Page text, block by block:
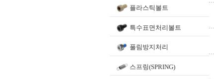
플라스틱볼트
특수표면처리볼트
풀림방지처리
스프링(SPRING)